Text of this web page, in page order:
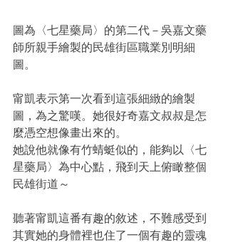
圖為〈七星藥局〉的第二代－吳嘉文藥
師所親手繪製的民雄街區職業別明細
圖。
甯凱表示第一次看到這張細緻的繪製
圖，為之驚嘆。她很好奇嘉文叔叔是怎
麼憑空想像畫出來的。
她說他就像有竹蜻蜓似的，能夠以〈七
星藥局〉為中心點，飛到天上俯瞰整個
民雄街道～
聽著甯凱這番有趣的敘述，不難感受到
其實她的身體裡也住了一個有趣的靈魂